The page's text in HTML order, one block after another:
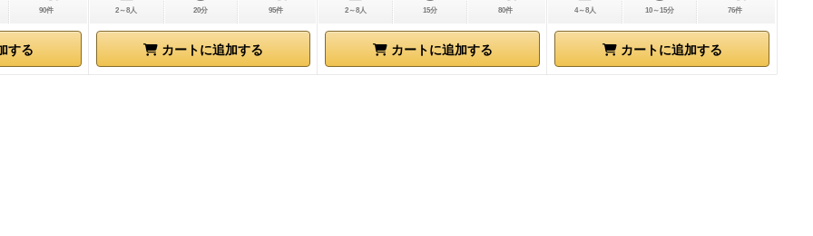
わっていました。 3〜4人だと各エリアで3本以上で支配扱いになるのと、
それぞれの狙いがぶつかり合って楽しめそうでした。
90件
する
2～8人 20分 95件
カートに追加する
2～8人 15分 80件
カートに追加する
4～8人 10～15分 76件
カートに追加する